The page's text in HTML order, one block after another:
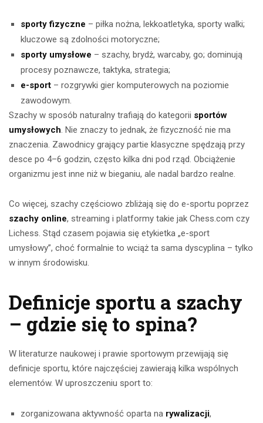
sporty fizyczne – piłka nożna, lekkoatletyka, sporty walki;
kluczowe są zdolności motoryczne;
sporty umysłowe – szachy, brydż, warcaby, go; dominują
procesy poznawcze, taktyka, strategia;
e-sport – rozgrywki gier komputerowych na poziomie
zawodowym.
Szachy w sposób naturalny trafiają do kategorii sportów
umysłowych. Nie znaczy to jednak, że fizyczność nie ma
znaczenia. Zawodnicy grający partie klasyczne spędzają przy
desce po 4–6 godzin, często kilka dni pod rząd. Obciążenie
organizmu jest inne niż w bieganiu, ale nadal bardzo realne.
Co więcej, szachy częściowo zbliżają się do e-sportu poprzez
szachy online, streaming i platformy takie jak Chess.com czy
Lichess. Stąd czasem pojawia się etykietka „e-sport
umysłowy”, choć formalnie to wciąż ta sama dyscyplina – tylko
w innym środowisku.
Definicje sportu a szachy
– gdzie się to spina?
W literaturze naukowej i prawie sportowym przewijają się
definicje sportu, które najczęściej zawierają kilka wspólnych
elementów. W uproszczeniu sport to:
zorganizowana aktywność oparta na rywalizacji,